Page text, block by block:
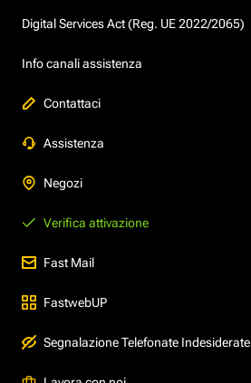
Digital Services Act (Reg. UE 2022/2065)
Info canali assistenza
Contattaci
Assistenza
Negozi
Verifica attivazione
Fast Mail
FastwebUP
Segnalazione Telefonate Indesiderate